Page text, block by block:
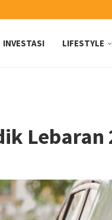
INVESTASI LIFESTYLE
Lebaran